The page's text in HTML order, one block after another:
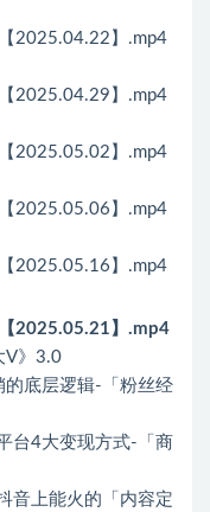
2025.04.22】.mp4
2025.04.29】.mp4
2025.05.02】.mp4
2025.05.06】.mp4
2025.05.16】.mp4
2025.05.21】.mp4
V》3.0
底层逻辑-「粉丝经
台4大变现方式-「商
音上能火的「内容定